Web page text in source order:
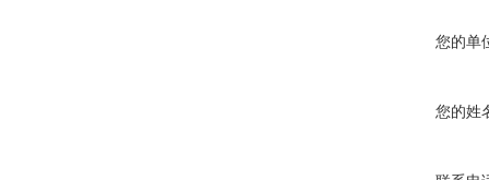
您的单
您的姓